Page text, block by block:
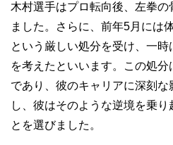
木村選手はプロ転向後、左拳
ました。さらに、前年5月には
という厳しい処分を受け、一
を考えたといいます。この処
であり、彼のキャリアに深刻
し、彼はそのような逆境を乗
とを選びました。